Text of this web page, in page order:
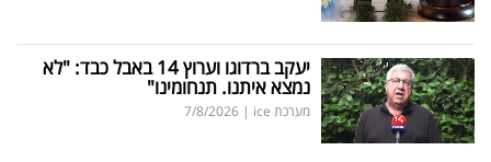
יעקב ברדוגו וערוץ 14 באבל כבד: "לא
נמצא איתנו. תנחומינו"
מערכת ice |
7/8/2026